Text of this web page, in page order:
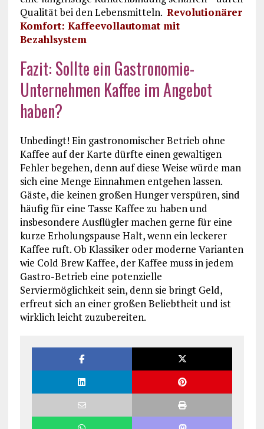
Qualität bei den Lebensmitteln. Revolutionärer
Komfort: Kaffeevollautomat mit
Bezahlsystem
Fazit: Sollte ein Gastronomie-
Unternehmen Kaffee im Angebot
haben?
Unbedingt! Ein gastronomischer Betrieb ohne
Kaffee auf der Karte dürfte einen gewaltigen
Fehler begehen, denn auf diese Weise würde man
sich eine Menge Einnahmen entgehen lassen.
Gäste, die keinen großen Hunger verspüren, sind
häufig für eine Tasse Kaffee zu haben und
insbesondere Ausflügler machen gerne für eine
kurze Erholungspause Halt, wenn ein leckerer
Kaffee ruft. Ob Klassiker oder moderne Varianten
wie Cold Brew Kaffee, der Kaffee muss in jedem
Gastro-Betrieb eine potenzielle
Serviermöglichkeit sein, denn sie bringt Geld,
erfreut sich an einer großen Beliebtheit und ist
wirklich leicht zuzubereiten.